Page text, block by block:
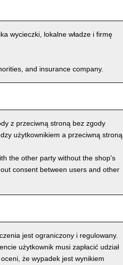
wycieczki, lokalne władze i firmę
and insurance company.
z przeciwną stroną bez zgody
użytkownikiem a przeciwną stroną.
the other party without the shop's
consent between users and other
jest ograniczony i regulowany.
użytkownik musi zapłacić udział
że wypadek jest wynikiem